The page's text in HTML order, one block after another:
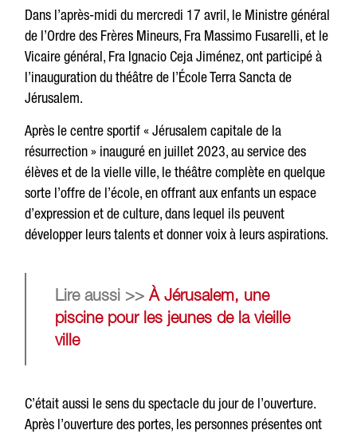
Dans l’après-midi du mercredi 17 avril, le Ministre général
de l’Ordre des Frères Mineurs, Fra Massimo Fusarelli, et le
Vicaire général, Fra Ignacio Ceja Jiménez, ont participé à
l’inauguration du théâtre de l’École Terra Sancta de
Jérusalem.
Après le centre sportif « Jérusalem capitale de la
résurrection » inauguré en juillet 2023, au service des
élèves et de la vielle ville, le théâtre complète en quelque
sorte l’offre de l’école, en offrant aux enfants un espace
d’expression et de culture, dans lequel ils peuvent
développer leurs talents et donner voix à leurs aspirations.
Lire aussi >>À Jérusalem, une
piscine pour les jeunes de la vieille
ville
C’était aussi le sens du spectacle du jour de l’ouverture.
Après l’ouverture des portes, les personnes présentes ont